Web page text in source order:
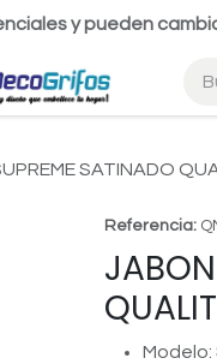
y pueden
SATINADO
Referencia:
Modelo: